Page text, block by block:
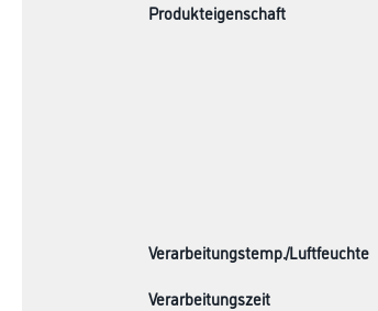
Produkteigenschaft
Verarbeitungstemp./Luftfeuchte
Verarbeitungszeit